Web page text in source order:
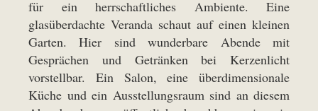
für ein herrschaftliches Ambiente. Eine
glasüberdachte Veranda schaut auf einen kleinen
Garten. Hier sind wunderbare Abende mit
Gesprächen und Getränken bei Kerzenlicht
vorstellbar. Ein Salon, eine überdimensionale
Küche und ein Ausstellungsraum sind an diesem